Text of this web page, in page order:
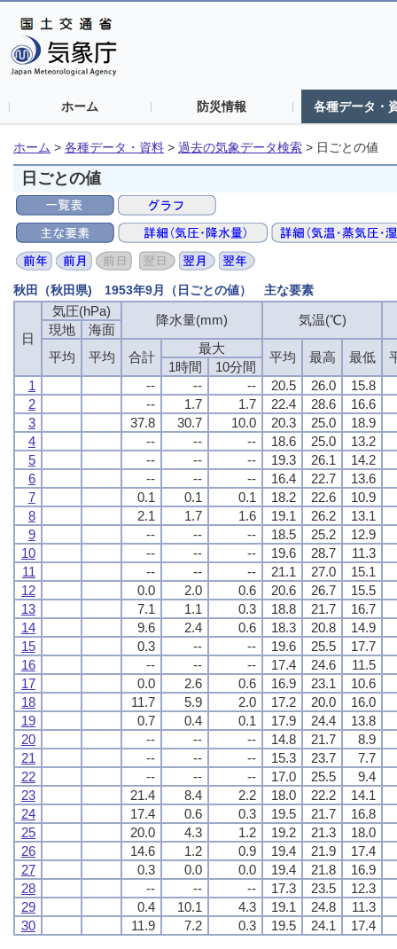
ホーム 防災情報 各種データ・
ホーム > 各種データ・資料 > 過去の気象データ検索 > 日ごとの値
日ごとの値
秋田（秋田県) 1953年9月（日ごとの値） 主な要素
日
気圧(hPa)
降水量(mm) 気温(℃)
現地
海面
平均
平均 合計
最大
平均 最高 最低
1時間
10分間
1
-- -- -- 20.5 26.0
15.8
2
-- 1.7 1.7 22.4 28.6
16.6
3
37.8 30.7 10.0 20.3 25.0
18.9
4
-- -- -- 18.6 25.0
13.2
5
-- -- -- 19.3 26.1
14.2
6
-- -- -- 16.4 22.7
13.6
7
0.1 0.1 0.1 18.2 22.6
10.9
8
2.1 1.7 1.6 19.1 26.2
13.1
9
-- -- -- 18.5 25.2
12.9
10
-- -- -- 19.6 28.7
11.3
11
-- -- -- 21.1 27.0
15.1
12
0.0 2.0 0.6 20.6 26.7
15.5
13
7.1 1.1 0.3 18.8 21.7
16.7
14
9.6 2.4 0.6 18.3 20.8
14.9
15
0.3 -- -- 19.6 25.5
17.7
16
-- -- -- 17.4 24.6
11.5
17
0.0 2.6 0.6 16.9 23.1
10.6
18
11.7 5.9 2.0 17.2 20.0
16.0
19
0.7 0.4 0.1 17.9 24.4
13.8
20
-- -- -- 14.8 21.7
8.9
21
-- -- -- 15.3 23.7
7.7
22
-- -- -- 17.0 25.5
9.4
23
21.4 8.4 2.2 18.0 22.2
14.1
24
17.4 0.6 0.3 19.5 21.7
16.8
25
20.0 4.3 1.2 19.2 21.3
18.0
26
14.6 1.2 0.9 19.4 21.9
17.4
27
0.3 0.0 0.0 19.4 21.8
16.9
28
-- -- -- 17.3 23.5
12.3
29
0.4 10.1 4.3 19.1 24.8
11.3
30
11.9 7.2 0.3 19.5 24.1 17.4